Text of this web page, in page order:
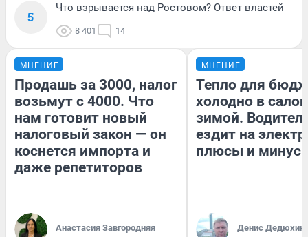
5
Что взрывается над Ростовом? Ответ властей
8 401 14
МНЕНИЕ
Продашь за 3000, налог
возьмут с 4000. Что
нам готовит новый
налоговый закон — он
коснется импорта и
даже репетиторов
Анастасия Завгородняя
МНЕНИЕ
Тепло для
холодно в
зимой.
ездит на
плюсы и
Денис Дедюхин